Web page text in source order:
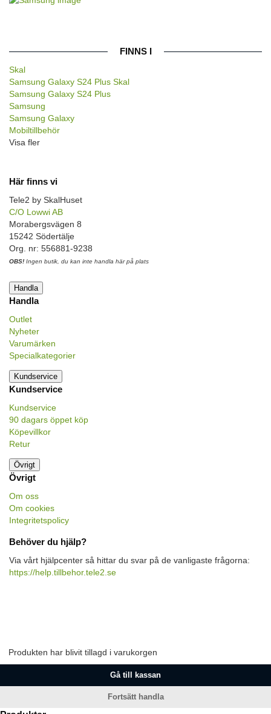
FINNS I
Skal
Samsung Galaxy S24 Plus Skal
Samsung Galaxy S24 Plus
Samsung
Samsung Galaxy
Mobiltillbehör
Visa fler
Här finns vi
Tele2 by SkalHuset
C/O Lowwi AB
Morabergsvägen 8
15242 Södertälje
Org. nr: 556881-9238
OBS! Ingen butik, du kan inte handla här på plats
Handla
Handla
Outlet
Nyheter
Varumärken
Specialkategorier
Kundservice
Kundservice
Kundservice
90 dagars öppet köp
Köpevillkor
Retur
Övrigt
Övrigt
Om oss
Om cookies
Integritetspolicy
Behöver du hjälp?
Via vårt hjälpcenter så hittar du svar på de vanligaste frågorna:
https://help.tillbehor.tele2.se
Produkten har blivit tillagd i varukorgen
Gå till kassan
Fortsätt handla